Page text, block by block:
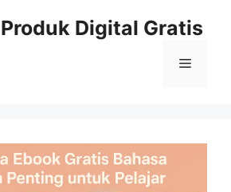
Digital Gratis
Menu